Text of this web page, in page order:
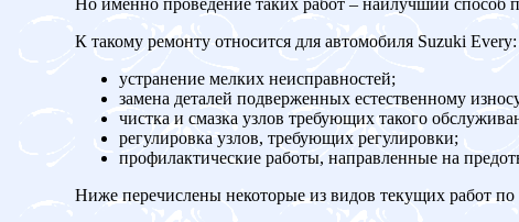
Но именно проведение таких работ – наилучший
К такому ремонту относится для автомобиля Suzuki Every:
устранение мелких неисправностей;
замена деталей подверженных естественному
чистка и смазка узлов требующих такого
регулировка узлов, требующих регулировки;
профилактические работы, направленные на
Ниже перечислены некоторые из видов текущих работ по